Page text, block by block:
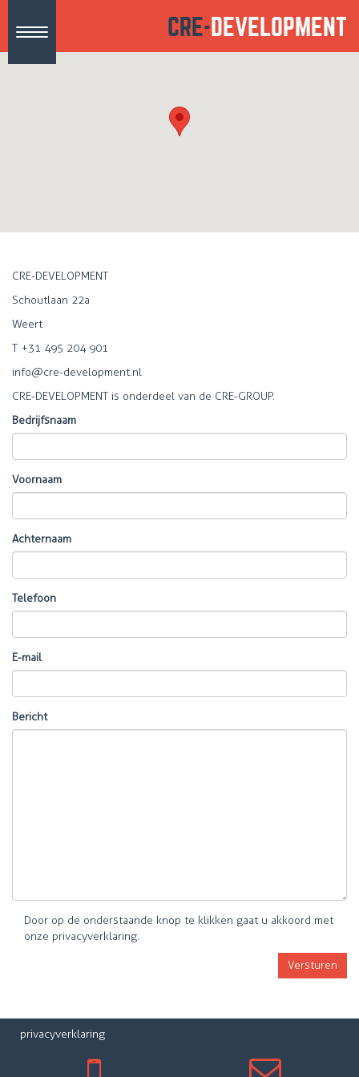
Toggle
navigation
CRE-DEVELOPMENT
CRE-DEVELOPMENT
Schoutlaan 22a
Weert
T +31 495 204 901
info@cre-development.nl
CRE-DEVELOPMENT is onderdeel van de CRE-GROUP.
Bedrijfsnaam
Voornaam
Achternaam
Telefoon
E-mail
Bericht
Door op de onderstaande knop te klikken gaat u akkoord met
onze privacyverklaring.
Versturen
privacyverklaring